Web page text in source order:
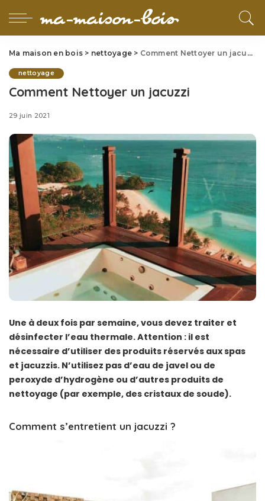
Ma maison en bois > nettoyage > Comment Nettoyer un jacuzzi
nettoyage
Comment Nettoyer un jacuzzi
29 juin 2021
Une à deux fois par semaine, vous devez traiter et
désinfecter l’eau thermale. Attention : il est
nécessaire d’utiliser des produits réservés aux spas
et jacuzzis. N’utilisez pas d’eau de javel ou de
peroxyde d’hydrogène ou d’autres produits de
nettoyage (par exemple, des cristaux de soude).
Comment s’entretient un jacuzzi ?